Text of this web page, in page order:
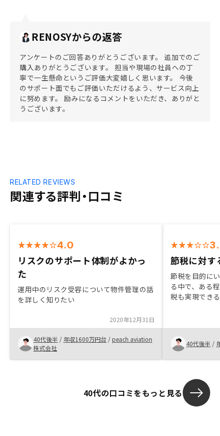
RENOSYからの返答
アンケートのご回答ありがとうございます。 追加でのご
購入ありがとうございます。 担当や現場の社員への丁
寧で一生懸命というご評価大変嬉しく思います。 今後
のサポート面でもご評価いただけるよう、サービス向上
に努めます。 励みになるコメントをいただき、ありがと
うございます。
関連する評判・口コミ
RELATED REVIEWS
4.0
リスクのサポート体制がよかっ
た
運用中のリスク受容について物件管理の話
を詳しく知りたい
2020年12月31日
40代後半 / 年収1600万円台 /peach aviation
株式会社
節税に対す
節税を目的に
る中で、ある
税も実現でき
れていること
をリノシーさ
化）するよう
40代後半 /
40代の口コミをもっと見る